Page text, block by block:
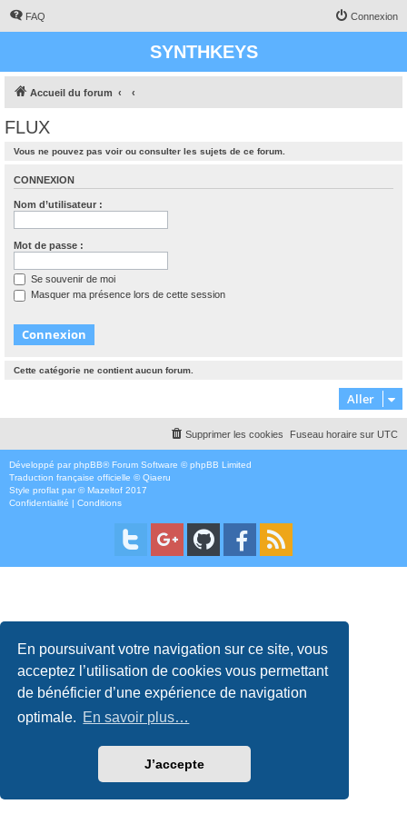
En poursuivant votre navigation sur ce site, vous
acceptez l’utilisation de cookies vous permettant
de bénéficier d’une expérience de navigation
optimale. En savoir plus…
J’accepte
FAQ Connexion
SYNTHKEYS
Accueil du forum
FLUX
Vous ne pouvez pas voir ou consulter les sujets de ce forum.
CONNEXION
Nom d’utilisateur :
Mot de passe :
Se souvenir de moi
Masquer ma présence lors de cette session
Cette catégorie ne contient aucun forum.
Aller
Fuseau horaire sur UTC
Supprimer les cookies
Développé par phpBB® Forum Software © phpBB Limited
Traduction française officielle ©Qiaeru
Style proflat par ©Mazeltof 2017
Confidentialité | Conditions